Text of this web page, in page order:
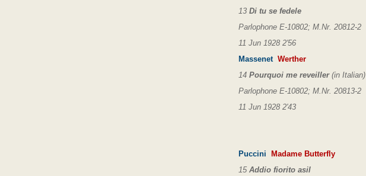
13 Di tu se fedele
Parlophone E-10802; M.Nr. 20812-2
11 Jun 1928 2'56
MassenetWerther
14 Pourquoi me reveiller (in Italian)
Parlophone E-10802; M.Nr. 20813-2
11 Jun 1928 2'43
Puccini Madame Butterfly
15 Addio fiorito asil